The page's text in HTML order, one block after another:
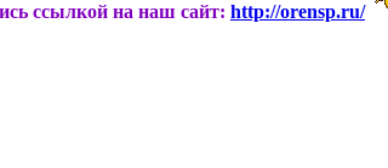
ссылкой на наш сайт: http://orensp.ru/